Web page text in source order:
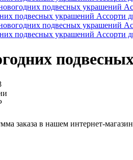
заказа в нашем интернет-